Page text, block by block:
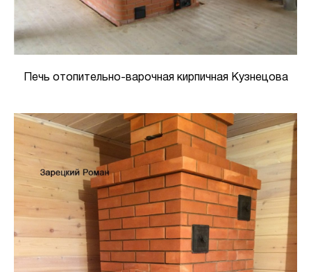
Печь отопительно-варочная кирпичная Кузнецова